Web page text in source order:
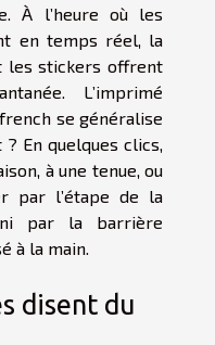
À l’heure où les
en temps réel, la
les stickers offrent
L’imprimé
se généralise
En quelques clics,
à une tenue, ou
par l’étape de la
ni par la barrière
à la main.
disent du